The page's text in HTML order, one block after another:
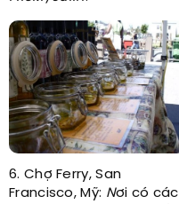
6. Chợ Ferry, San
Francisco, Mỹ: Nơi có các